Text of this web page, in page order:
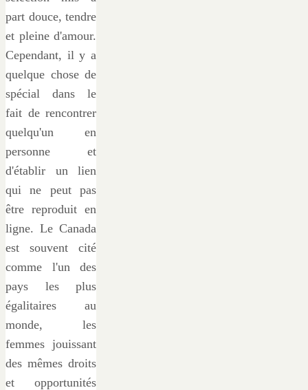
part douce, tendre
et pleine d'amour.
Cependant, il y a
quelque chose de
spécial dans le
fait de rencontrer
quelqu'un en
personne et
d'établir un lien
qui ne peut pas
être reproduit en
ligne. Le Canada
est souvent cité
comme l'un des
pays les plus
égalitaires au
monde, les
femmes jouissant
des mêmes droits
et opportunités